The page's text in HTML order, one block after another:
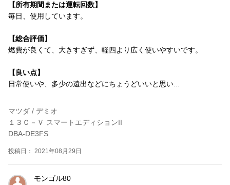
【所有期間または運転回数】
毎日、使用しています。
【総合評価】
燃費が良くて、大きすぎず、軽四より広く使いやすいです。
【良い点】
日常使いや、多少の遠出などにちょうどいいと思い...
マツダ / デミオ
１３Ｃ－Ｖ スマートエディションII
DBA-DE3FS
投稿日： 2021年08月29日
モンゴル80